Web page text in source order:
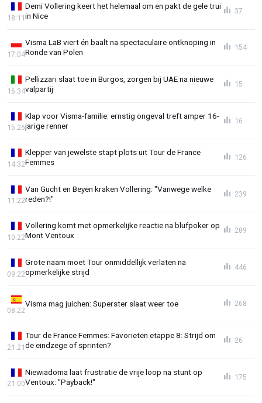
Demi Vollering keert het helemaal om en pakt de gele trui
in Nice
18:11
37
Visma LaB viert én baalt na spectaculaire ontknoping in
Ronde van Polen
17:04
154
Pellizzari slaat toe in Burgos, zorgen bij UAE na nieuwe
valpartij
16:34
15
Klap voor Visma-familie: ernstig ongeval treft amper 16-
jarige renner
15:26
16
Klepper van jewelste stapt plots uit Tour de France
Femmes
14:32
126
Van Gucht en Beyen kraken Vollering: "Vanwege welke
reden?!"
11:22
239
Vollering komt met opmerkelijke reactie na blufpoker op
Mont Ventoux
10:22
289
Grote naam moet Tour onmiddellijk verlaten na
opmerkelijke strijd
09:22
446
Visma mag juichen: Superster slaat weer toe
08:22
268
Tour de France Femmes: Favorieten etappe 8: Strijd om
de eindzege of sprinten?
21:21
26
Niewiadoma laat frustratie de vrije loop na stunt op
Ventoux: "Payback!"
21:00
175